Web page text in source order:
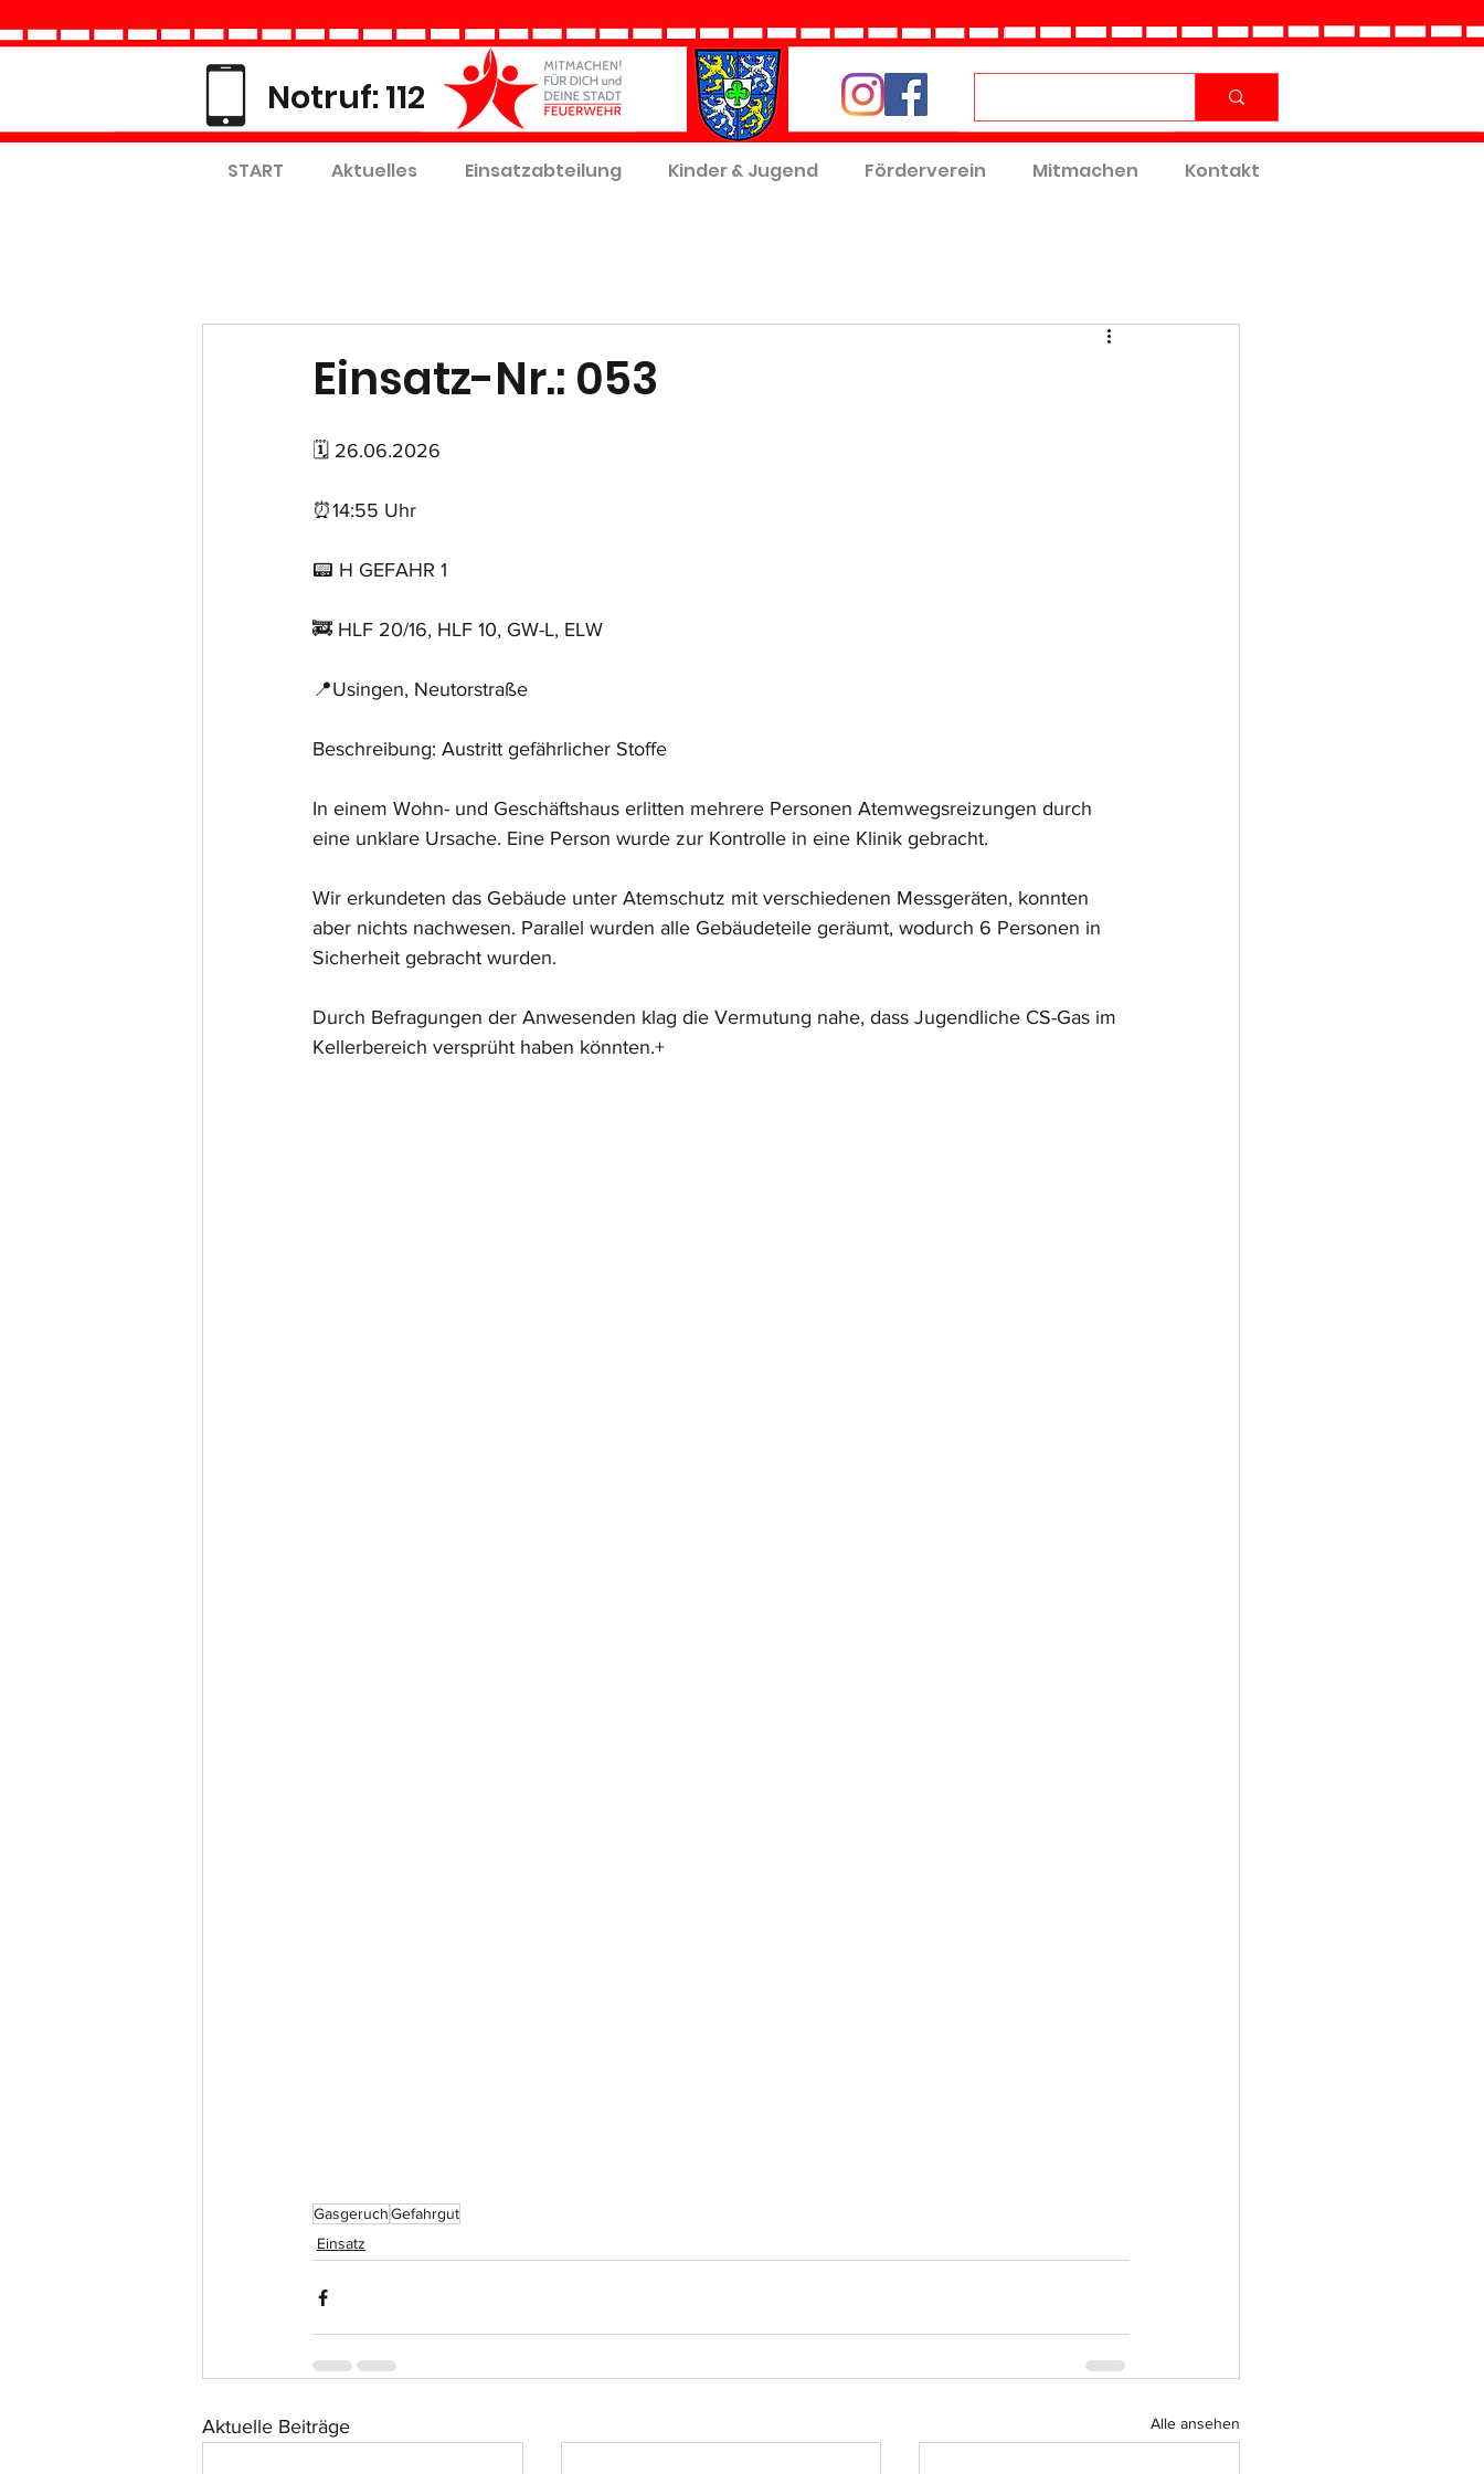
Notruf: 112
START Aktuelles Einsatzabteilung Kinder & Jugend Förderverein Mitmachen Kontakt
Einsatz-Nr.: 053
🗓 26.06.2026
⏰14:55 Uhr
📟 H GEFAHR 1
🚒 HLF 20/16, HLF 10, GW-L, ELW
📍Usingen, Neutorstraße
Beschreibung: Austritt gefährlicher Stoffe
In einem Wohn- und Geschäftshaus erlitten mehrere Personen Atemwegsreizungen durch
eine unklare Ursache. Eine Person wurde zur Kontrolle in eine Klinik gebracht.
Wir erkundeten das Gebäude unter Atemschutz mit verschiedenen Messgeräten, konnten
aber nichts nachwesen. Parallel wurden alle Gebäudeteile geräumt, wodurch 6 Personen in
Sicherheit gebracht wurden.
Durch Befragungen der Anwesenden klag die Vermutung nahe, dass Jugendliche CS-Gas im
Kellerbereich versprüht haben könnten.+
GasgeruchGefahrgut
Einsatz
Aktuelle Beiträge Alle ansehen